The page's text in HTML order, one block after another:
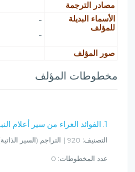
مصادر الترجمة
الأسماء البديلة
للمؤلف
-
-
صور المؤلف
مخطوطات المؤلف
1. الفوائد الغراء من سير أعلام النبلاء
التصنيف:
عدد المخطوطات: